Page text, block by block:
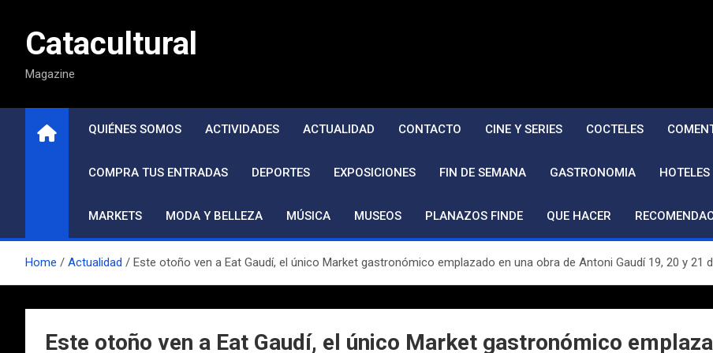
contenidoCatacultural
Magazine
QUIÉNES SOMOS ACTIVIDADES ACTUALIDAD CONTACTO CINE Y SERIES COCTELES
COMPRA TUS ENTRADAS DEPORTES EXPOSICIONES FIN DE SEMANA GASTRONOMIA HOTELES
MARKETS MODA Y BELLEZA MÚSICA MUSEOS PLANAZOS FINDE QUE HACER
Home Actualidad Este otoño ven a Eat Gaudí, el único Market gastronómico emplazado en una obra de Antoni Gaudí 19, 20 y 21
Este otoño ven a Eat Gaudí, el único Market gastronómico